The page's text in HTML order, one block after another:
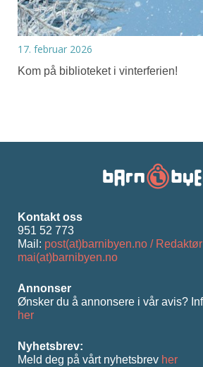
17. februar 2026
Kom på biblioteket i vinterferien!
Kontakt oss
951 52 773
Mail: post(at)barnibyen.no /
mai(at)barnibyen.no
Annonser
Ønsker du å annonsere i vår avis?
her
Nyhetsbrev:
Meld deg på vårt nyhetsbrev her